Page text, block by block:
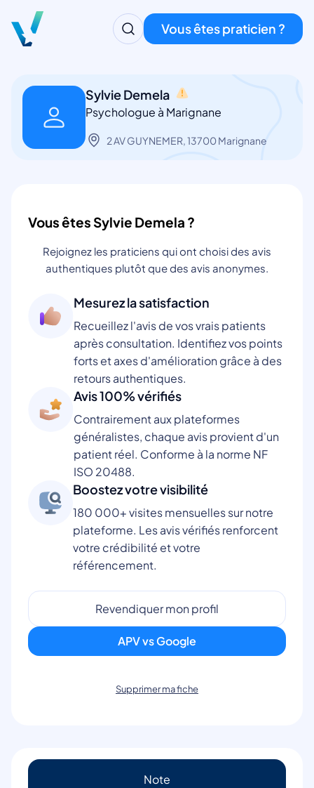
Vous êtes praticien ?
Sylvie Demela
Psychologue à Marignane
2 AV GUYNEMER, 13700 Marignane
Vous êtes Sylvie Demela ?
Rejoignez les praticiens qui ont choisi des avis
authentiques plutôt que des avis anonymes.
Mesurez la satisfaction
Recueillez l'avis de vos vrais patients
après consultation. Identifiez vos points
forts et axes d'amélioration grâce à des
retours authentiques.
Avis 100% vérifiés
Contrairement aux plateformes
généralistes, chaque avis provient d'un
patient réel. Conforme à la norme NF
ISO 20488.
Boostez votre visibilité
180 000+ visites mensuelles sur notre
plateforme. Les avis vérifiés renforcent
votre crédibilité et votre
référencement.
Revendiquer mon profil
APV vs Google
Supprimer ma fiche
Note